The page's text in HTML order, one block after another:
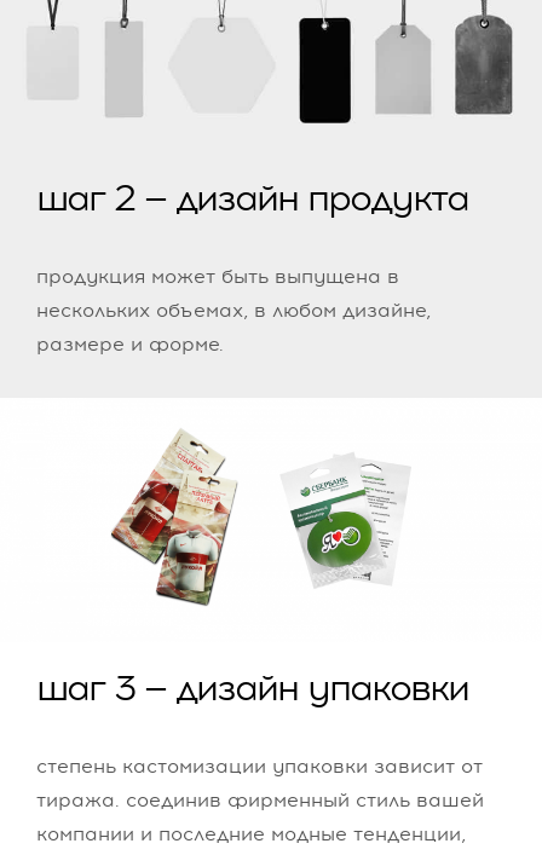
шаг 2 — дизайн продукта
продукция может быть выпущена в
нескольких объемах, в любом дизайне,
размере и форме.
шаг 3 — дизайн упаковки
степень кастомизации упаковки зависит от
тиража. соединив фирменный стиль вашей
компании и последние модные тенденции,